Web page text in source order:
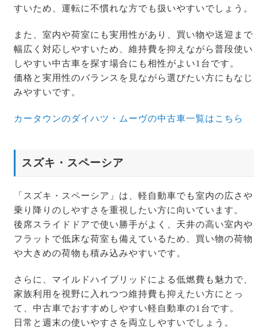
すいため、運転に不慣れな方でも扱いやすいでしょう。
また、室内や荷室にも実用性があり、買い物や送迎まで
幅広く対応しやすいため、維持費を抑えながら普段使い
しやすい中古車を探す場合にも相性がよい1台です。
価格と実用性のバランスを見ながら選びたい方にもなじ
みやすいです。
カータウンのダイハツ・ムーヴの中古車一覧はこちら
スズキ・スペーシア
「スズキ・スペーシア」は、軽自動車でも室内の広さや
乗り降りのしやすさを重視したい方に向いています。
後席スライドドアで使い勝手がよく、天井の高い室内や
フラットで低床な荷室も備えているため、買い物の荷物
や大きめの荷物も積み込みやすいです。
さらに、マイルドハイブリッドによる低燃費も魅力で、
家族利用を視野に入れつつ維持費も抑えたい方にとっ
て、中古車でおすすめしやすい軽自動車の1台です。
日常と週末の使いやすさを両立しやすいでしょう。